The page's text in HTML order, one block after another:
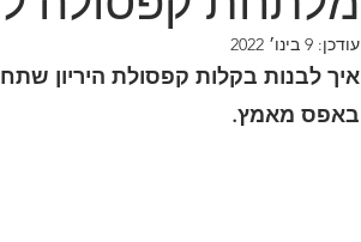
עודכן: 9 בינו׳ 2022
איך לבנות בקלות קפסולת היריון
באפס מאמץ.